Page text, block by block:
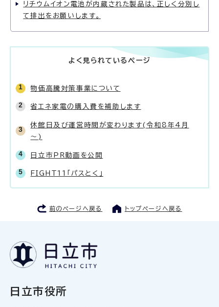
リチウムイオン電池が内蔵された製品は、正しく分別し
て排出をお願いします。
よく見られているページ
物価高騰対策事業について
省エネ家電の購入費を補助します
休館日及び運営時間が変わります(令和8年4月
～)
日立市PR動画を公開
FIGHT11「パスとく」
前のページへ戻る トップページへ戻る
日立市役所